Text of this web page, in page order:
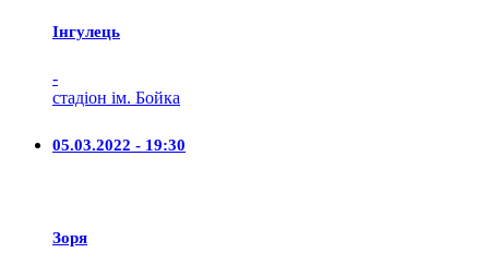
Iнгулець
-
стадіон ім. Бойка
05.03.2022 - 19:30
Зоря